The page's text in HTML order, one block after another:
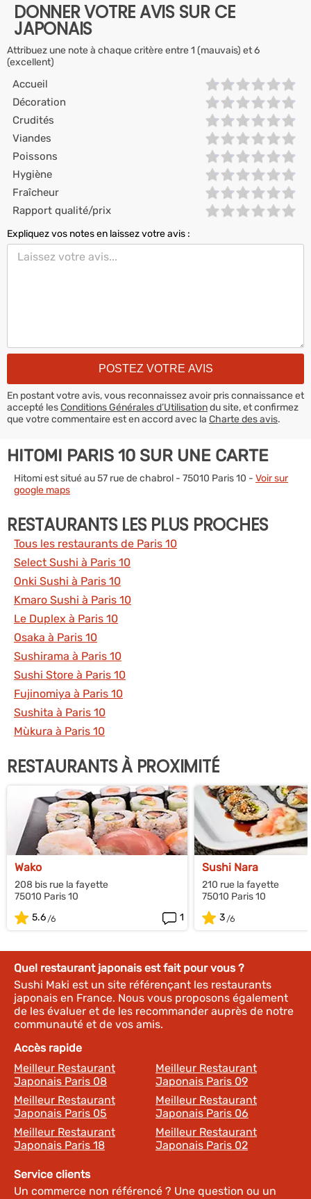
DONNER VOTRE AVIS SUR CE
JAPONAIS
Attribuez une note à chaque critère entre 1 (mauvais) et 6
(excellent)
Accueil
Décoration
Crudités
Viandes
Poissons
Hygiène
Fraîcheur
Rapport qualité/prix
Expliquez vos notes en laissez votre avis :
En postant votre avis, vous reconnaissez avoir pris connaissance et
accepté lesConditions Générales d’Utilisationdu site, et confirmez
que votre commentaire est en accord avec la Charte des avis.
HITOMI PARIS 10 SUR UNE CARTE
Hitomi est situé au 57 rue de chabrol - 75010 Paris 10 - Voir sur
google maps
RESTAURANTS LES PLUS PROCHES
Tous les restaurants de Paris 10
Select Sushi à Paris 10
Onki Sushi à Paris 10
Kmaro Sushi à Paris 10
Le Duplex à Paris 10
Osaka à Paris 10
Sushirama à Paris 10
Sushi Store à Paris 10
Fujinomiya à Paris 10
Sushita à Paris 10
Mùkura à Paris 10
RESTAURANTS À PROXIMITÉ
Wako
208 bis rue la fayette
75010 Paris 10
5.6
1
Sushi Nara
210 rue la fayette
75010 Paris 10
3
Quel restaurant japonais est fait pour vous ?
Sushi Maki est un site référençant les restaurants
japonais en France. Nous vous proposons également
de les évaluer et de les recommander auprès de notre
communauté et de vos amis.
Accès rapide
Meilleur Restaurant
Japonais Paris 08
Meilleur Restaurant
Japonais Paris 09
Meilleur Restaurant
Japonais Paris 05
Meilleur Restaurant
Japonais Paris 06
Meilleur Restaurant
Japonais Paris 18
Meilleur Restaurant
Japonais Paris 02
Service clients
Un commerce non référencé ? Une question ou un